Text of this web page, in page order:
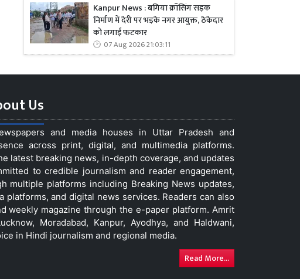
Kanpur News : बगिया क्रॉसिंग सड़क
निर्माण में देरी पर भड़के नगर आयुक्त, ठेकेदार
को लगाई फटकार
07 Aug 2026 21:03:11
Us
and media houses in Uttar Pradesh and
across print, digital, and multimedia platforms.
latest breaking news, in-depth coverage, and updates
to credible journalism and reader engagement,
multiple platforms including Breaking News updates,
platforms, and digital news services. Readers can also
weekly magazine through the e-paper platform. Amrit
Moradabad, Kanpur, Ayodhya, and Haldwani,
in Hindi journalism and regional media.
Read More...